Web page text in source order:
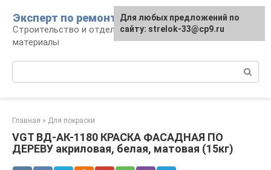
контенту
Эксперт по ремонту
Строительство и отделка: работы и
материалы
Главная » Для покраски
VGT ВД-АК-1180 КРАСКА ФАСАДНАЯ ПО
ДЕРЕВУ акриловая, белая, матовая (15кг)
Для любых предложений по
сайту: strelok-33@cp9.ru
Для любых предложений по
сайту: strelok-33@cp9.ru